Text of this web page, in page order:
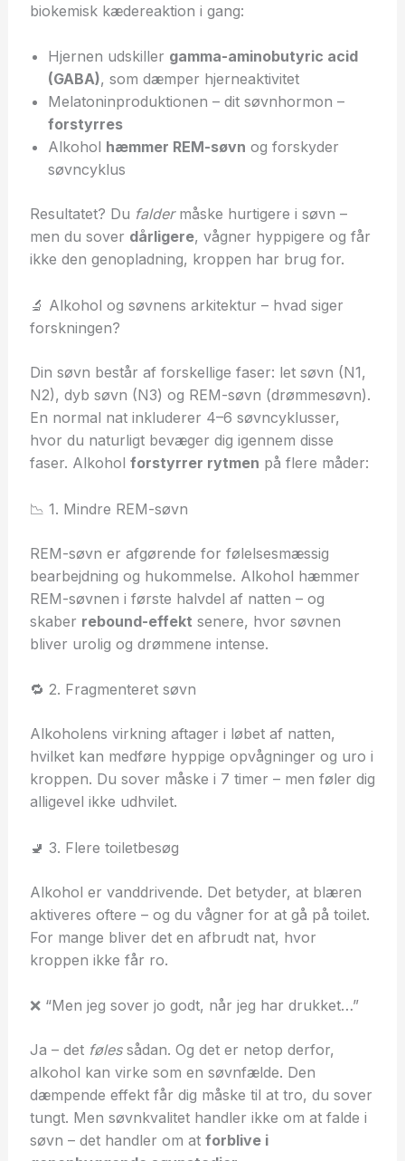
biokemisk kædereaktion i gang:
Hjernen udskiller gamma-aminobutyric acid
(GABA), som dæmper hjerneaktivitet
Melatoninproduktionen – dit søvnhormon –
forstyrres
Alkohol hæmmer REM-søvn og forskyder
søvncyklus
Resultatet? Du faldermåske hurtigere i søvn –
men du sover dårligere, vågner hyppigere og får
ikke den genopladning, kroppen har brug for.
🔬 Alkohol og søvnens arkitektur – hvad siger
forskningen?
Din søvn består af forskellige faser: let søvn (N1,
N2), dyb søvn (N3) og REM-søvn (drømmesøvn).
En normal nat inkluderer 4–6 søvncyklusser,
hvor du naturligt bevæger dig igennem disse
faser. Alkohol forstyrrer rytmen på flere måder:
📉 1. Mindre REM-søvn
REM-søvn er afgørende for følelsesmæssig
bearbejdning og hukommelse. Alkohol hæmmer
REM-søvnen i første halvdel af natten – og
skaber rebound-effekt senere, hvor søvnen
bliver urolig og drømmene intense.
🔁 2. Fragmenteret søvn
Alkoholens virkning aftager i løbet af natten,
hvilket kan medføre hyppige opvågninger og uro i
kroppen. Du sover måske i 7 timer – men føler dig
alligevel ikke udhvilet.
🚽 3. Flere toiletbesøg
Alkohol er vanddrivende. Det betyder, at blæren
aktiveres oftere – og du vågner for at gå på toilet.
For mange bliver det en afbrudt nat, hvor
kroppen ikke får ro.
❌ “Men jeg sover jo godt, når jeg har drukket…”
Ja – det følessådan. Og det er netop derfor,
alkohol kan virke som en søvnfælde. Den
dæmpende effekt får dig måske til at tro, du sover
tungt. Men søvnkvalitet handler ikke om at falde i
søvn – det handler om at forblive i